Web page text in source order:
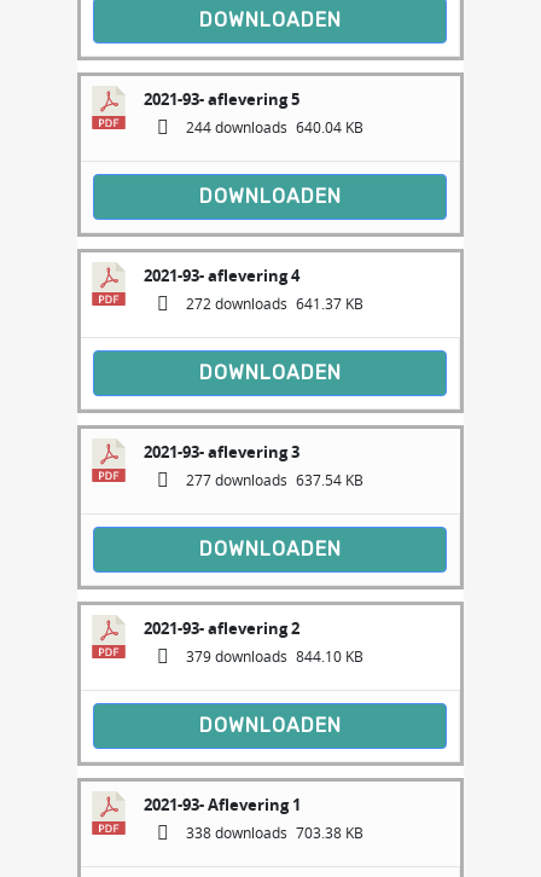
DOWNLOADEN
2021-93- aflevering 5
244 downloads 640.04 KB
DOWNLOADEN
2021-93- aflevering 4
272 downloads 641.37 KB
DOWNLOADEN
2021-93- aflevering 3
277 downloads 637.54 KB
DOWNLOADEN
2021-93- aflevering 2
379 downloads 844.10 KB
DOWNLOADEN
2021-93- Aflevering 1
338 downloads 703.38 KB